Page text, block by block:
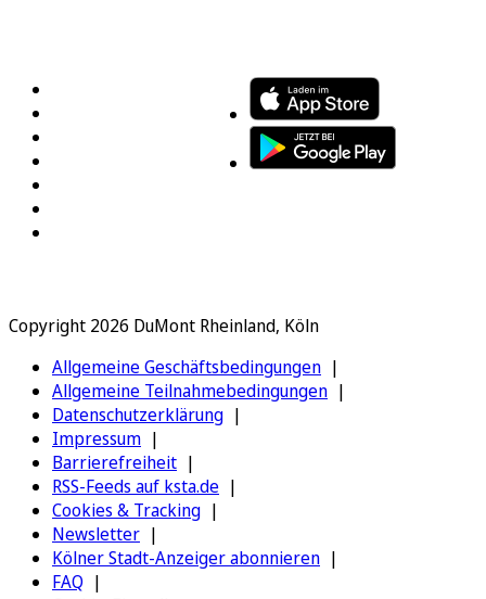
Copyright 2026 DuMont Rheinland, Köln
Allgemeine Geschäftsbedingungen
Allgemeine Teilnahmebedingungen
Datenschutzerklärung
Impressum
Barrierefreiheit
RSS-Feeds auf ksta.de
Cookies & Tracking
Newsletter
Kölner Stadt-Anzeiger abonnieren
FAQ